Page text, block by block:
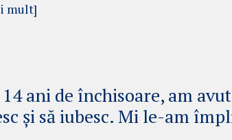
mult]
ani de închisoare, am
şi să iubesc. Mi le-am